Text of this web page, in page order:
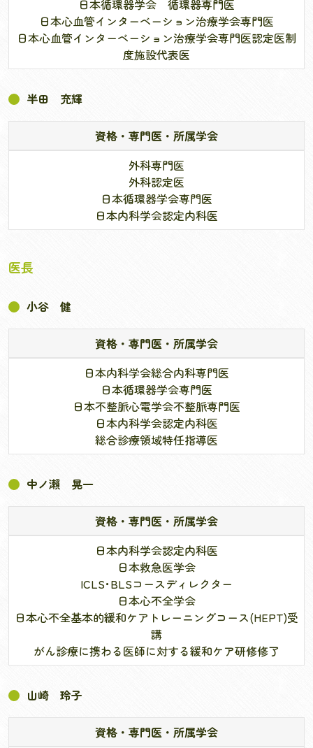
日本循環器学会 循環器専門医
日本心血管インターベーション治療学会専門医
日本心血管インターベーション治療学会専門医認定医制
度施設代表医
半田 充輝
資格・専門医・所属学会
外科専門医
外科認定医
日本循環器学会専門医
日本内科学会認定内科医
医長
小谷 健
資格・専門医・所属学会
日本内科学会総合内科専門医
日本循環器学会専門医
日本不整脈心電学会不整脈専門医
日本内科学会認定内科医
総合診療領域特任指導医
中ノ瀨 晃一
資格・専門医・所属学会
日本内科学会認定内科医
日本救急医学会
ICLS･BLSコースディレクター
日本心不全学会
日本心不全基本的緩和ケアトレーニングコース(HEPT)受
講
がん診療に携わる医師に対する緩和ケア研修修了
山崎 玲子
資格・専門医・所属学会